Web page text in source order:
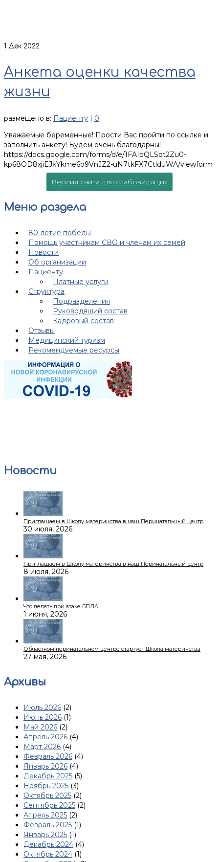
1 Дек 2022
Анкета оценки качества
жизни
размещено в: Пациенту | 0
Уважаемые беременные! Прости Вас пройти по ссылке и
заполнить анкету! Будем очень благодарны!
https://docs.google.com/forms/d/e/1FAIpQLSdt2Zu0-
kp68OD8xjiEJkYkme6o9VnJZ2-uN7tkFX7CtlduWA/viewform
Версия сайта для слабовидящих
Меню раздела
80-летие победы
Помощь участникам СВО и членам их семей
Новости
Об организации
Пациенту
Платные услуги
Структура
Подразделения
Руководящий состав
Кадровый состав
Отзывы
Медицинский туризм
Рекомендуемые ресурсы
Новости
Приглашаем в Школу материнства в наш Перинатальный центр
30 июля, 2026
Приглашаем в Школу материнства в наш Перинатальный центр
8 июля, 2026
Что делать при атаке БПЛА
1 июня, 2026
Областном перинатальном центре стартует Школа материнства
27 мая, 2026
Архивы
Июль 2026 (2)
Июнь 2026 (1)
Май 2026 (2)
Апрель 2026 (4)
Март 2026 (4)
Февраль 2026 (4)
Январь 2026 (4)
Декабрь 2025 (5)
Ноябрь 2025 (3)
Октябрь 2025 (2)
Сентябрь 2025 (2)
Апрель 2025 (2)
Февраль 2025 (1)
Январь 2025 (1)
Декабрь 2024 (4)
Октябрь 2024 (1)